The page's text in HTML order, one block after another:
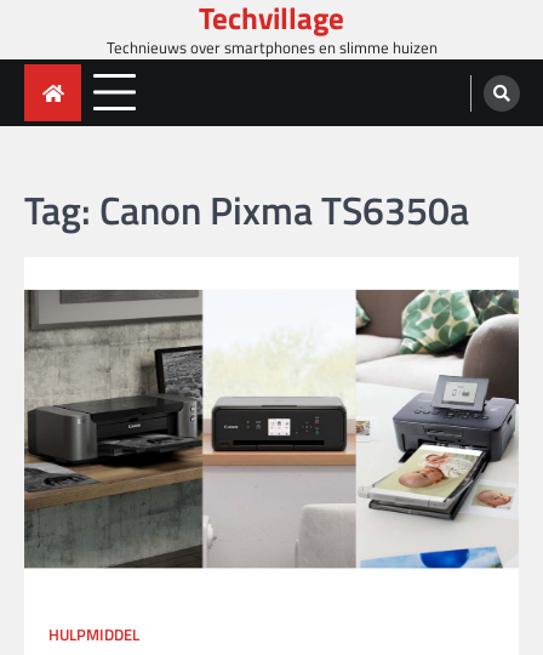
content
Techvillage
Technieuws over smartphones en slimme huizen
Tag: Canon Pixma TS6350a
HULPMIDDEL